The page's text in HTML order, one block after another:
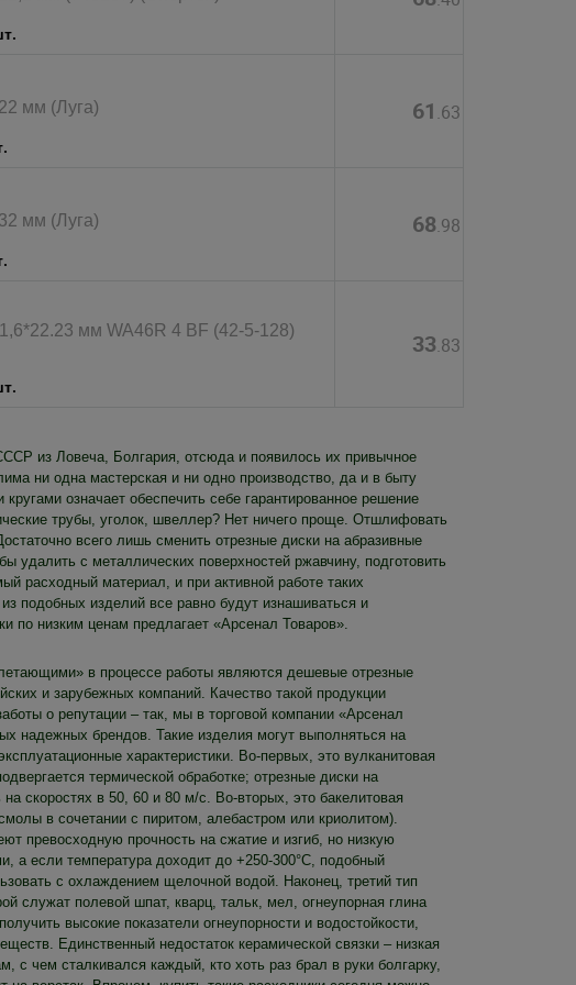
мм (Луга) 61.63
мм (Луга) 68.98
мм WA46R 4 BF (42-5-128)
33.83
из Ловеча, Болгария, отсюда и появилось их привычное
ни одна мастерская и ни одно производство, да и в быту
означает обеспечить себе гарантированное решение
трубы, уголок, швеллер? Нет ничего проще. Отшлифовать
всего лишь сменить отрезные диски на абразивные
удалить с металлических поверхностей ржавчину, подготовить
расходный материал, и при активной работе таких
подобных изделий все равно будут изнашиваться и
по низким ценам предлагает «Арсенал Товаров».
в процессе работы являются дешевые отрезные
и зарубежных компаний. Качество такой продукции
о репутации – так, мы в торговой компании «Арсенал
надежных брендов. Такие изделия могут выполняться на
характеристики. Во-первых, это вулканитовая
термической обработке; отрезные диски на
скоростях в 50, 60 и 80 м/с. Во-вторых, это бакелитовая
в сочетании с пиритом, алебастром или криолитом).
превосходную прочность на сжатие и изгиб, но низкую
а если температура доходит до +250-300°C, подобный
с охлаждением щелочной водой. Наконец, третий тип
служат полевой шпат, кварц, тальк, мел, огнеупорная глина
высокие показатели огнеупорности и водостойкости,
Единственный недостаток керамической связки – низкая
с чем сталкивался каждый, кто хоть раз брал в руки болгарку,